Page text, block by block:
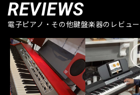
REVIEWS
電子ピアノ・その他鍵盤楽器のレビュー